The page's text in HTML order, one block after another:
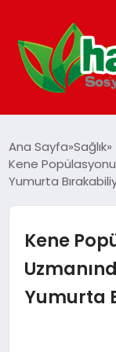
YAŞAM
GUNCEL
SAĞLIK
Ana Sayfa Sağlık
Kene Popülasyonu
Yumurta
Kene
Yumurta